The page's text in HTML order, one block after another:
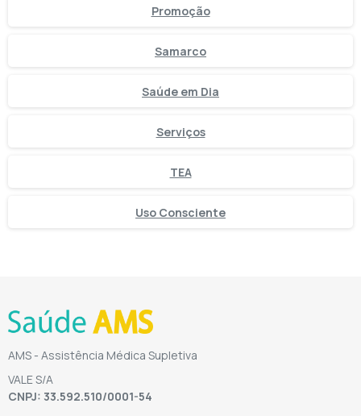
Promoção
Samarco
Saúde em Dia
Serviços
TEA
Uso Consciente
AMS - Assistência Médica Supletiva
VALE S/A
CNPJ: 33.592.510/0001-54